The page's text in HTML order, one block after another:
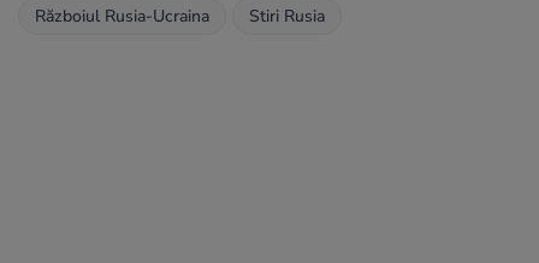
Războiul Rusia-Ucraina Stiri Rusia